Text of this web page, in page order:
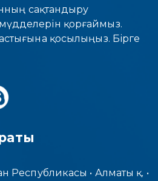
сақтандыру
қорғаймыз.
қосылыңыз. Бірге
Республикасы • Алматы қ. •